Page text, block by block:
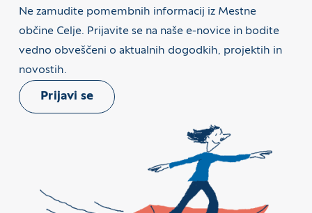
Ne zamudite pomembnih informacij iz Mestne
občine Celje. Prijavite se na naše e-novice in bodite
vedno obveščeni o aktualnih dogodkih, projektih in
novostih.
Prijavi se